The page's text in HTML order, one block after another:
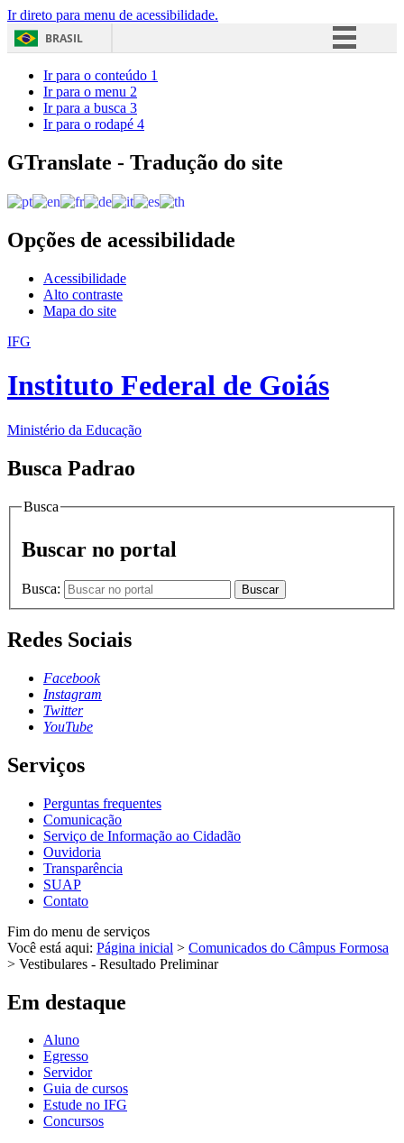
Ir direto para menu de acessibilidade.
BRASIL
Acesso à informação
Ir para o conteúdo 1
Ir para o menu 2
Ir para a busca 3
Ir para o rodapé 4
GTranslate - Tradução do site
Opções de acessibilidade
Acessibilidade
Alto contraste
Mapa do site
IFG
Instituto Federal de Goiás
Ministério da Educação
Busca Padrao
Busca
Buscar no portal
Busca: Buscar
Redes Sociais
Facebook
Instagram
Twitter
YouTube
Serviços
Perguntas frequentes
Comunicação
Serviço de Informação ao Cidadão
Ouvidoria
Transparência
SUAP
Contato
Fim do menu de serviços
Você está aqui: Página inicial > Comunicados do Câmpus Formosa
> Vestibulares - Resultado Preliminar
Em destaque
Aluno
Egresso
Servidor
Guia de cursos
Estude no IFG
Concursos